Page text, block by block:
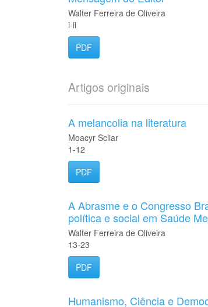
Walter Ferreira de Oliveira
i-ii
PDF
Artigos originais
A melancolia na literatura
Moacyr Scliar
1-12
PDF
A Abrasme e o Congresso
política e social em Saúde
Walter Ferreira de Oliveira
13-23
PDF
Humanismo, Ciência e